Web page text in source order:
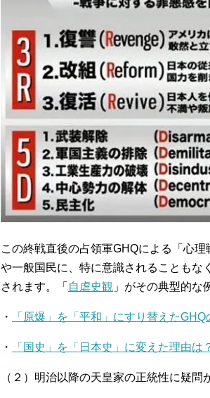
この終戦直後の占領軍GHQによる「心
や一般国民に、特に意識されることもな
されます。「 自虐史観 」がその典型的な
・ 「原爆」を「平和」にすり替えた
・ 「国史」を「日本史」に変えた理由
（２）明治以降の天皇家の正統性に疑